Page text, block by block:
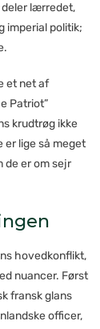
deler lærredet,
imperial politik;
et net af
Patriot”
krudtrøg ikke
lige så meget
de er om sejr
hovedkonflikt,
nuancer. Først
fransk glans
officer,